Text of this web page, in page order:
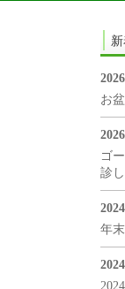
お
ゴ
診し
年